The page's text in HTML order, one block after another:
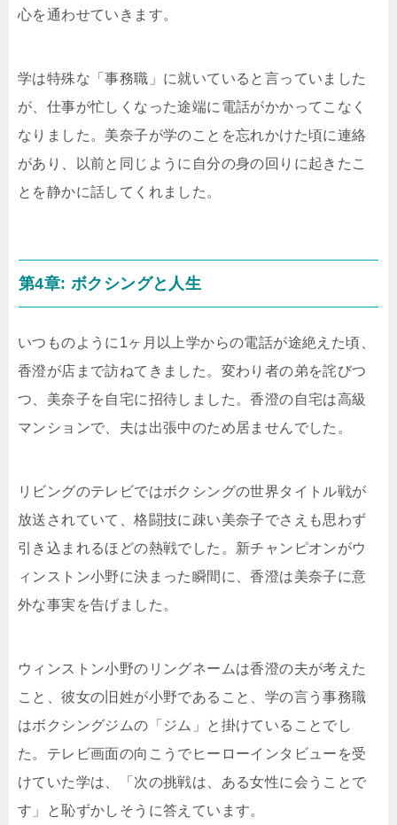
心を通わせていきます。
学は特殊な「事務職」に就いていると言っていました
が、仕事が忙しくなった途端に電話がかかってこなく
なりました。美奈子が学のことを忘れかけた頃に連絡
があり、以前と同じように自分の身の回りに起きたこ
とを静かに話してくれました。
第4章: ボクシングと人生
いつものように1ヶ月以上学からの電話が途絶えた頃、
香澄が店まで訪ねてきました。変わり者の弟を詫びつ
つ、美奈子を自宅に招待しました。香澄の自宅は高級
マンションで、夫は出張中のため居ませんでした。
リビングのテレビではボクシングの世界タイトル戦が
放送されていて、格闘技に疎い美奈子でさえも思わず
引き込まれるほどの熱戦でした。新チャンピオンがウ
ィンストン小野に決まった瞬間に、香澄は美奈子に意
外な事実を告げました。
ウィンストン小野のリングネームは香澄の夫が考えた
こと、彼女の旧姓が小野であること、学の言う事務職
はボクシングジムの「ジム」と掛けていることでし
た。テレビ画面の向こうでヒーローインタビューを受
けていた学は、「次の挑戦は、ある女性に会うことで
す」と恥ずかしそうに答えています。